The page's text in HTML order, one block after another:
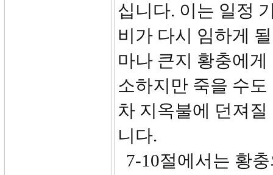
십니다. 이는 일정
비가 다시 임하게
마나 큰지 황충에
소하지만 죽을 수
차 지옥불에 던져
니다.
7-10절에서는 황